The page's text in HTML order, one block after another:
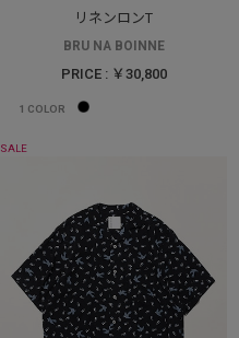
リネンロンT
BRU NA BOINNE
PRICE : ￥30,800
1 COLOR
SALE